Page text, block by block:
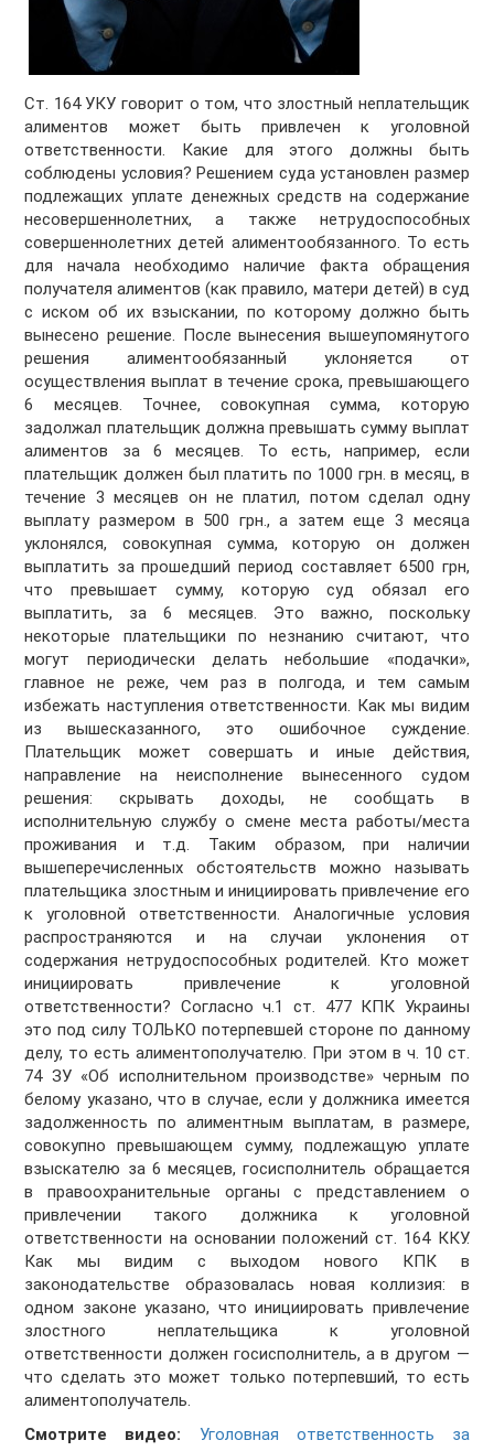
Ст. 164 УКУ говорит о том, что злостный неплательщик
алиментов может быть привлечен к уголовной
ответственности. Какие для этого должны быть
соблюдены условия? Решением суда установлен размер
подлежащих уплате денежных средств на содержание
несовершеннолетних, а также нетрудоспособных
совершеннолетних детей алиментообязанного. То есть
для начала необходимо наличие факта обращения
получателя алиментов (как правило, матери детей) в суд
с иском об их взыскании, по которому должно быть
вынесено решение. После вынесения вышеупомянутого
решения алиментообязанный уклоняется от
осуществления выплат в течение срока, превышающего
6 месяцев. Точнее, совокупная сумма, которую
задолжал плательщик должна превышать сумму выплат
алиментов за 6 месяцев. То есть, например, если
плательщик должен был платить по 1000 грн. в месяц, в
течение 3 месяцев он не платил, потом сделал одну
выплату размером в 500 грн., а затем еще 3 месяца
уклонялся, совокупная сумма, которую он должен
выплатить за прошедший период составляет 6500 грн,
что превышает сумму, которую суд обязал его
выплатить, за 6 месяцев. Это важно, поскольку
некоторые плательщики по незнанию считают, что
могут периодически делать небольшие «подачки»,
главное не реже, чем раз в полгода, и тем самым
избежать наступления ответственности. Как мы видим
из вышесказанного, это ошибочное суждение.
Плательщик может совершать и иные действия,
направление на неисполнение вынесенного судом
решения: скрывать доходы, не сообщать в
исполнительную службу о смене места работы/места
проживания и т.д. Таким образом, при наличии
вышеперечисленных обстоятельств можно называть
плательщика злостным и инициировать привлечение его
к уголовной ответственности. Аналогичные условия
распространяются и на случаи уклонения от
содержания нетрудоспособных родителей. Кто может
инициировать привлечение к уголовной
ответственности? Согласно ч.1 ст. 477 КПК Украины
это под силу ТОЛЬКО потерпевшей стороне по данному
делу, то есть алиментополучателю. При этом в ч. 10 ст.
74 ЗУ «Об исполнительном производстве» черным по
белому указано, что в случае, если у должника имеется
задолженность по алиментным выплатам, в размере,
совокупно превышающем сумму, подлежащую уплате
взыскателю за 6 месяцев, госисполнитель обращается
в правоохранительные органы с представлением о
привлечении такого должника к уголовной
ответственности на основании положений ст. 164 ККУ.
Как мы видим с выходом нового КПК в
законодательстве образовалась новая коллизия: в
одном законе указано, что инициировать привлечение
злостного неплательщика к уголовной
ответственности должен госисполнитель, а в другом —
что сделать это может только потерпевший, то есть
алиментополучатель.
Смотрите видео:
Уголовная ответственность за